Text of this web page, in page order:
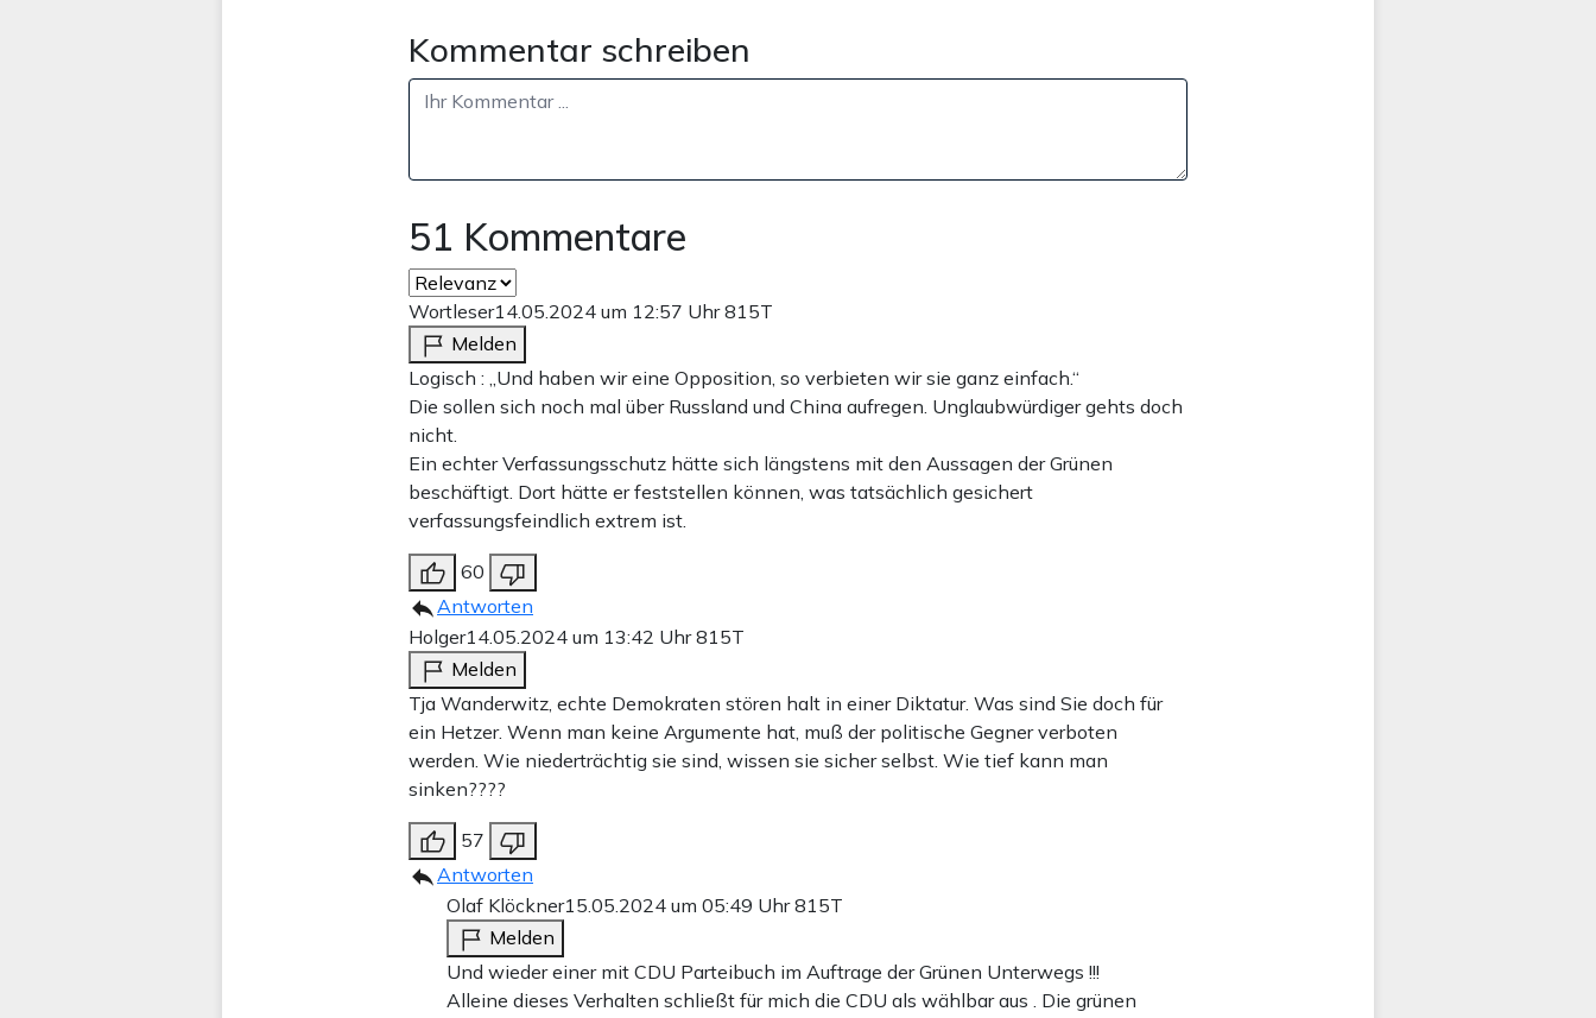
Kommentar schreiben
51 Kommentare
Wortleser14.05.2024 um 12:57 Uhr815T
Melden
Logisch : „Und haben wir eine Opposition, so verbieten wir sie ganz einfach.“
Die sollen sich noch mal über Russland und China aufregen. Unglaubwürdiger gehts doch
nicht.
Ein echter Verfassungsschutz hätte sich längstens mit den Aussagen der Grünen
beschäftigt. Dort hätte er feststellen können, was tatsächlich gesichert
verfassungsfeindlich extrem ist.
60
Antworten
Holger14.05.2024 um 13:42 Uhr815T
Melden
Tja Wanderwitz, echte Demokraten stören halt in einer Diktatur. Was sind Sie doch für
ein Hetzer. Wenn man keine Argumente hat, muß der politische Gegner verboten
werden. Wie niederträchtig sie sind, wissen sie sicher selbst. Wie tief kann man
sinken????
57
Antworten
Olaf Klöckner15.05.2024 um 05:49 Uhr815T
Melden
Und wieder einer mit CDU Parteibuch im Auftrage der Grünen Unterwegs !!!
Alleine dieses Verhalten schließt für mich die CDU als wählbar aus . Die grünen